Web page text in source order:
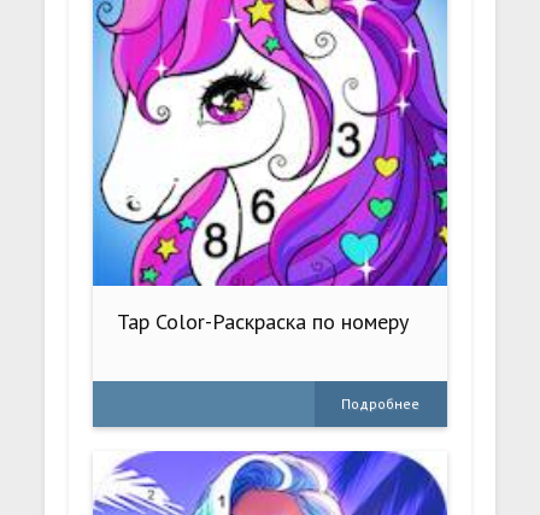
Tap Color-Раскраска по номеру
Подробнее